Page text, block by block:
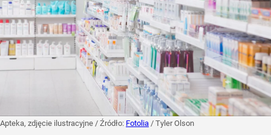
Apteka, zdjęcie ilustracyjne / Źródło: Fotolia / Tyler Olson